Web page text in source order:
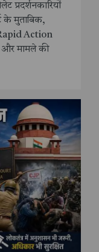
प्रदर्शनकारियों
के मुताबिक,
Action
मामले की